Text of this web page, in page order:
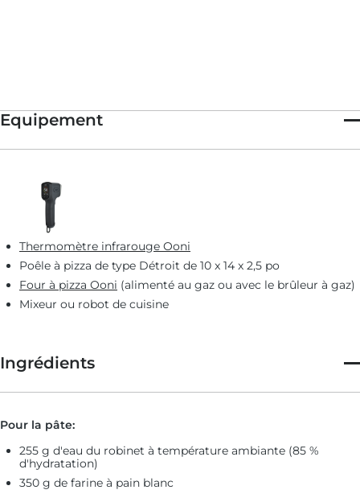
Equipement
Thermomètre infrarouge Ooni
Poêle à pizza de type Détroit de 10 x 14 x 2,5 po
Four à pizza Ooni (alimenté au gaz ou avec le brûleur à gaz)
Mixeur ou robot de cuisine
Ingrédients
Pour la pâte:
255 g d'eau du robinet à température ambiante (85 %
d'hydratation)
350 g de farine à pain blanc